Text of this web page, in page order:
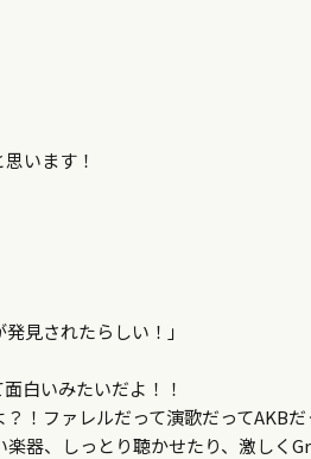
います！
見されたらしい！」
白いみたいだよ！！
！ファレルだって演歌だってAKBだ
器、しっとり聴かせたり、激しく